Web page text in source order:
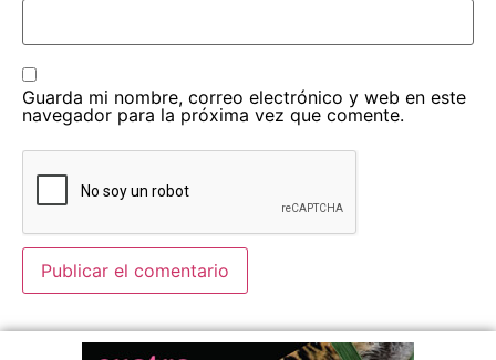
Guarda mi nombre, correo electrónico y web en este
navegador para la próxima vez que comente.